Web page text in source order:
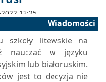
13:25
Wiadomości
szkoły litewskie na
nauczać w języku
lub białoruskim.
jest to decyzja nie